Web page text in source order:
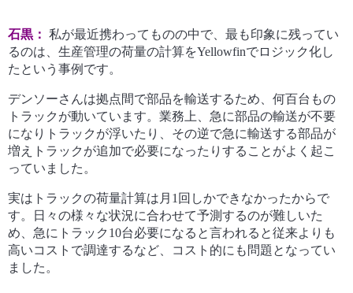
石黒： 私が最近携わってものの中で、最も印象に残ってい
るのは、生産管理の荷量の計算をYellowfinでロジック化し
たという事例です。
デンソーさんは拠点間で部品を輸送するため、何百台もの
トラックが動いています。業務上、急に部品の輸送が不要
になりトラックが浮いたり、その逆で急に輸送する部品が
増えトラックが追加で必要になったりすることがよく起こ
っていました。
実はトラックの荷量計算は月1回しかできなかったからで
す。日々の様々な状況に合わせて予測するのが難しいた
め、急にトラック10台必要になると言われると従来よりも
高いコストで調達するなど、コスト的にも問題となってい
ました。